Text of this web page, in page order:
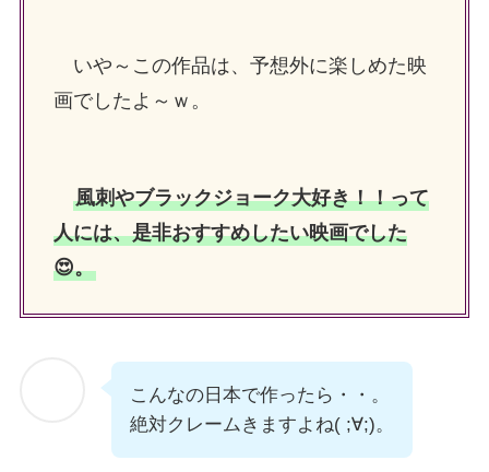
いや～この作品は、予想外に楽しめた映
画でしたよ～ｗ。
風刺やブラックジョーク大好き！！って
人には、是非おすすめしたい映画でした
😍。
こんなの日本で作ったら・・。
絶対クレームきますよね( ;∀;)。